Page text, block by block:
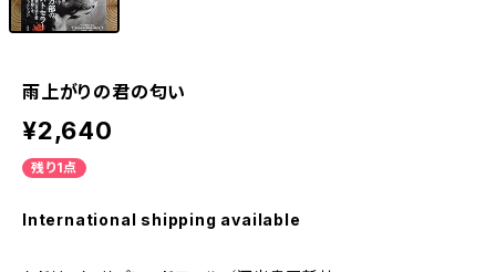
雨上がりの君の匂い
¥2,640
残り1点
International shipping available